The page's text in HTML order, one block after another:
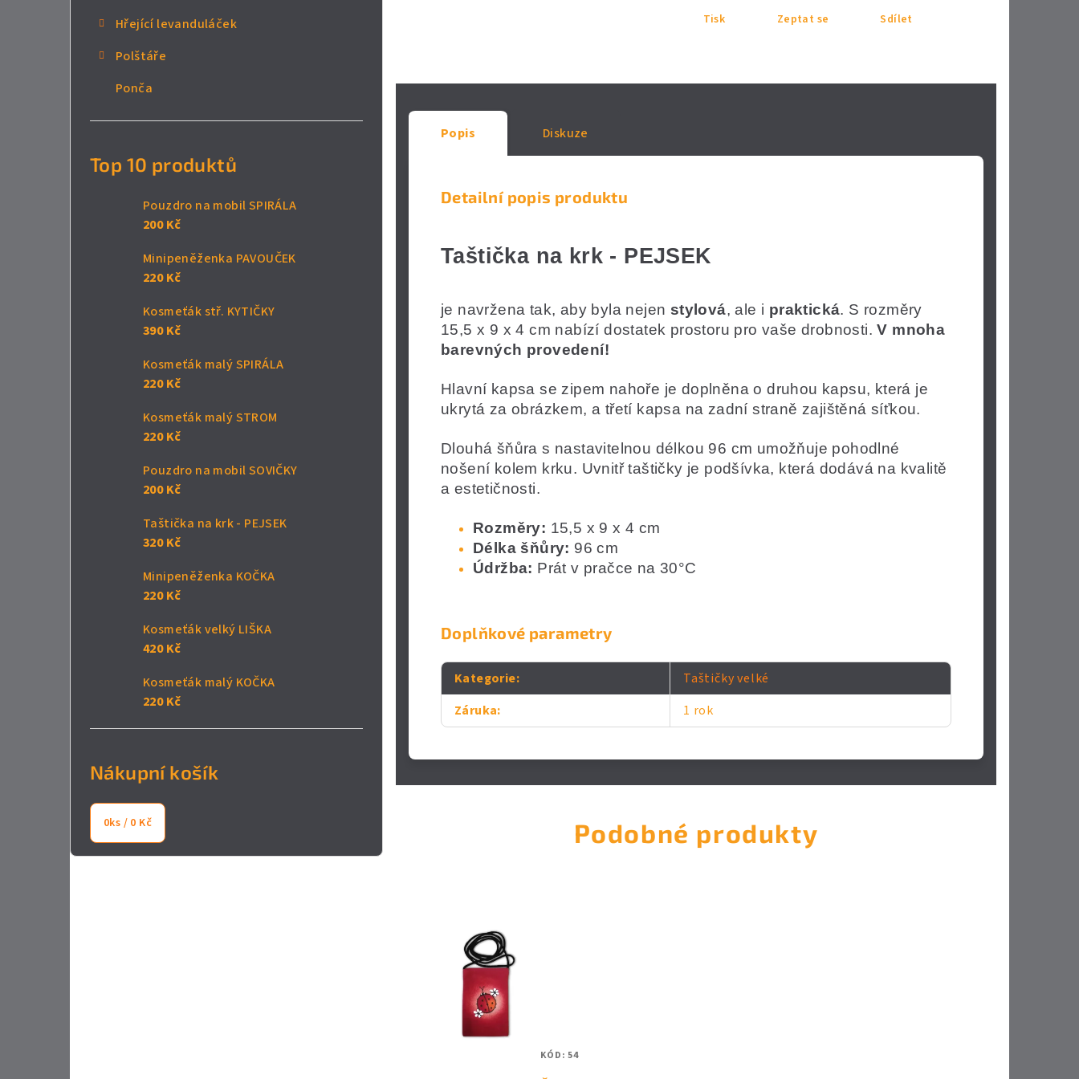
Hřející levanduláček
Polštáře
Ponča
Top 10 produktů
Pouzdro na mobil SPIRÁLA
200 Kč
Minipeněženka PAVOUČEK
220 Kč
Kosmeťák stř. KYTIČKY
390 Kč
Kosmeťák malý SPIRÁLA
220 Kč
Kosmeťák malý STROM
220 Kč
Pouzdro na mobil SOVIČKY
200 Kč
Taštička na krk - PEJSEK
320 Kč
Minipeněženka KOČKA
220 Kč
Kosmeťák velký LIŠKA
420 Kč
Kosmeťák malý KOČKA
220 Kč
Nákupní košík
0ks / 0 Kč
Tisk Zeptat se Sdílet
Popis Diskuze
Detailní popis produktu
Taštička na krk - PEJSEK
je navržena tak, aby byla nejen stylová, ale i praktická. S rozměry
15,5 x 9 x 4 cm nabízí dostatek prostoru pro vaše drobnosti.V mnoha
barevných provedení!
Hlavní kapsa se zipem nahoře je doplněna o druhou kapsu, která je
ukrytá za obrázkem, a třetí kapsa na zadní straně zajištěná síťkou.
Dlouhá šňůra s nastavitelnou délkou 96 cm umožňuje pohodlné
nošení kolem krku. Uvnitř taštičky je podšívka, která dodává na kvalitě
a estetičnosti.
Rozměry: 15,5 x 9 x 4 cm
Délka šňůry: 96 cm
Údržba: Prát v pračce na 30°C
Doplňkové parametry
Kategorie:
Taštičky velké
Záruka: 1 rok
Podobné produkty
KÓD:54